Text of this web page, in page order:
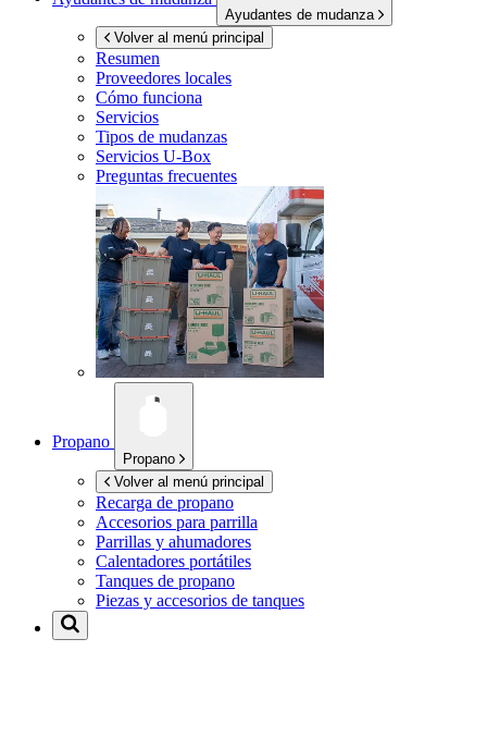
Ayudantes de mudanza
Volver al menú principal
Resumen
Proveedores locales
Cómo funciona
Servicios
Tipos de mudanzas
Servicios U-Box
Preguntas frecuentes
Propano
Propano
Volver al menú principal
Recarga de propano
Accesorios para parrilla
Parrillas y ahumadores
Calentadores portátiles
Tanques de propano
Piezas y accesorios de tanques